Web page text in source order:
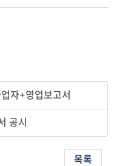
자+영업보고서
공시
목록